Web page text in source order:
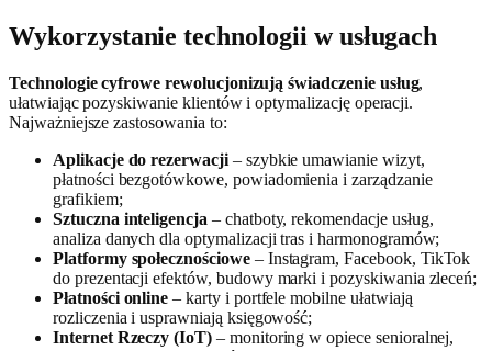
Wykorzystanie technologii w usługach
Technologie cyfrowe rewolucjonizują świadczenie usług,
ułatwiając pozyskiwanie klientów i optymalizację operacji.
Najważniejsze zastosowania to:
Aplikacje do rezerwacji– szybkie umawianie wizyt,
płatności bezgotówkowe, powiadomienia i zarządzanie
grafikiem;
Sztuczna inteligencja – chatboty, rekomendacje usług,
analiza danych dla optymalizacji tras i harmonogramów;
Platformy społecznościowe– Instagram, Facebook, TikTok
do prezentacji efektów, budowy marki i pozyskiwania zleceń;
Płatności online – karty i portfele mobilne ułatwiają
rozliczenia i usprawniają księgowość;
Internet Rzeczy (IoT) – monitoring w opiece senioralnej,